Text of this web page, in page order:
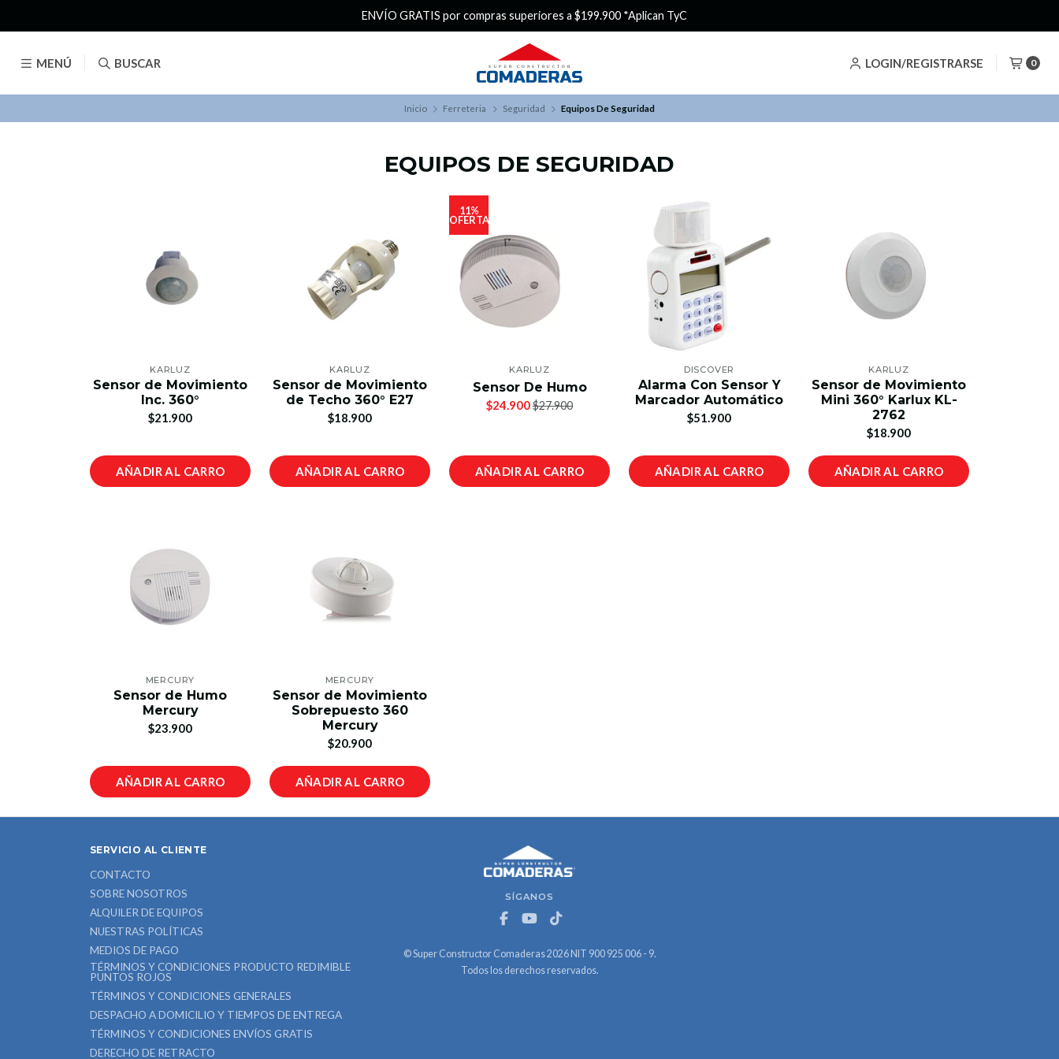
MENÚ BUSCAR LOGIN/REGISTRARSE 0
¿Buscas Promociones? ¡Aprovecha nuestros Descuentazos!
Inicio Ferreteria Seguridad Equipos De Seguridad
EQUIPOS DE SEGURIDAD
KARLUZ
Sensor de Movimiento
Inc. 360°
$21.900
AÑADIR AL CARRO
KARLUZ
Sensor de Movimiento
de Techo 360° E27
$18.900
AÑADIR AL CARRO
11%
OFERTA
KARLUZ
Sensor De Humo
$24.900$27.900
AÑADIR AL CARRO
DISCOVER
Alarma Con Sensor Y
Marcador Automático
$51.900
AÑADIR AL CARRO
KARLUZ
Sensor de Movimiento
Mini 360° Karlux KL-
2762
$18.900
AÑADIR AL CARRO
MERCURY
Sensor de Humo
Mercury
$23.900
AÑADIR AL CARRO
MERCURY
Sensor de Movimiento
Sobrepuesto 360
Mercury
$20.900
AÑADIR AL CARRO
SÍGANOS
© Super Constructor Comaderas 2026 NIT 900 925 006 - 9.
Todos los derechos reservados.
SERVICIO AL CLIENTE
CONTACTO
SOBRE NOSOTROS
ALQUILER DE EQUIPOS
NUESTRAS POLÍTICAS
MEDIOS DE PAGO
TÉRMINOS Y CONDICIONES PRODUCTO REDIMIBLE
PUNTOS ROJOS
TÉRMINOS Y CONDICIONES GENERALES
DESPACHO A DOMICILIO Y TIEMPOS DE ENTREGA
TÉRMINOS Y CONDICIONES ENVÍOS GRATIS
DERECHO DE RETRACTO